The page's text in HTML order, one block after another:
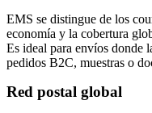
EMS se distingue de los
economía y la cobertura
Es ideal para envíos donde
pedidos B2C, muestras o
Red postal global